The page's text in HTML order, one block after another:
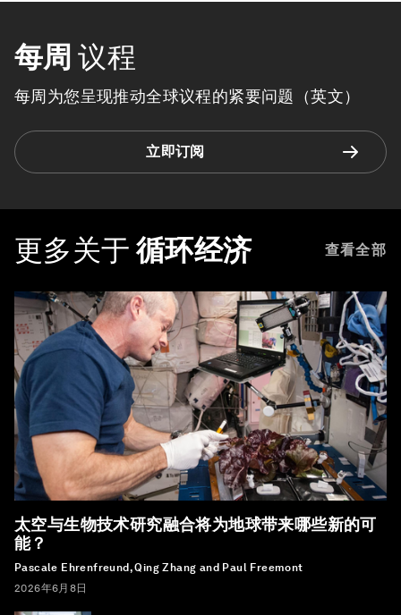
每周 议程
每周为您呈现推动全球议程的紧要问题（英文）
立即订阅
更多关于 循环经济 查看全部
太空与生物技术研究融合将为地球带来哪些新的可
能？
Pascale Ehrenfreund, Qing Zhang and Paul Freemont
2026年6月8日